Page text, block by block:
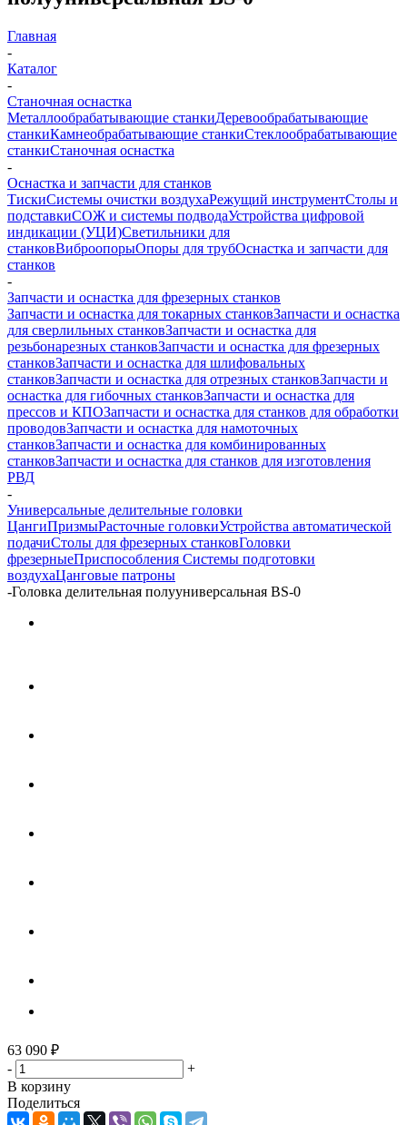
Главная
-
Каталог
-
Станочная оснастка
Металлообрабатывающие станкиДеревообрабатывающие
станкиКамнеобрабатывающие станкиСтеклообрабатывающие
станкиСтаночная оснастка
-
Оснастка и запчасти для станков
ТискиСистемы очистки воздухаРежущий инструментСтолы и
подставкиСОЖ и системы подводаУстройства цифровой
индикации (УЦИ)Светильники для
станковВиброопорыОпоры для трубОснастка и запчасти для
станков
-
Запчасти и оснастка для фрезерных станков
Запчасти и оснастка для токарных станковЗапчасти и оснастка
для сверлильных станковЗапчасти и оснастка для
резьбонарезных станковЗапчасти и оснастка для фрезерных
станковЗапчасти и оснастка для шлифовальных
станковЗапчасти и оснастка для отрезных станковЗапчасти и
оснастка для гибочных станковЗапчасти и оснастка для
прессов и КПОЗапчасти и оснастка для станков для обработки
проводовЗапчасти и оснастка для намоточных
станковЗапчасти и оснастка для комбинированных
станковЗапчасти и оснастка для станков для изготовления
РВД
-
Универсальные делительные головки
ЦангиПризмыРасточные головкиУстройства автоматической
подачиСтолы для фрезерных станковГоловки
фрезерныеПриспособления Системы подготовки
воздухаЦанговые патроны
-Головка делительная полууниверсальная BS-0
63 090 ₽
-
+
В корзину
Поделиться